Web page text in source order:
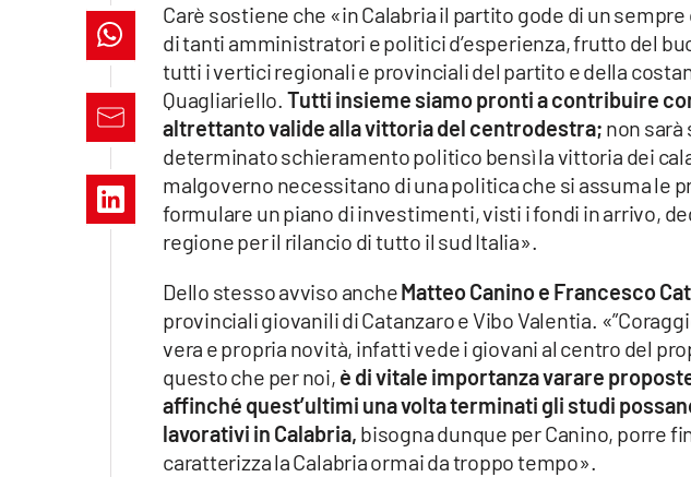
ilvibonese.it
catanzarochannel.it
lacapitalenews.it
Vai
Carè sostiene che «in Calabria il partito gode di un
di tanti amministratori e politici d’esperienza, frutto del
tutti i vertici regionali e provinciali del partito e della
Quagliariello. Tutti insieme siamo pronti a contribuire
altrettanto valide alla vittoria del centrodestra; non
determinato schieramento politico bensì la vittoria dei
malgoverno necessitano di una politica che si assuma le
formulare un piano di investimenti, visti i fondi in arrivo,
regione per il rilancio di tutto il sud Italia».
Dello stesso avviso ancheMatteo Canino e Francesco
provinciali giovanili di Catanzaro e Vibo Valentia.
vera e propria novità, infatti vede i giovani al centro del
questo che per noi, è di vitale importanza varare
affinché quest’ultimi una volta terminati gli studi
lavorativi in Calabria, bisogna dunque per Canino, porre
caratterizza la Calabria ormai da troppo tempo».